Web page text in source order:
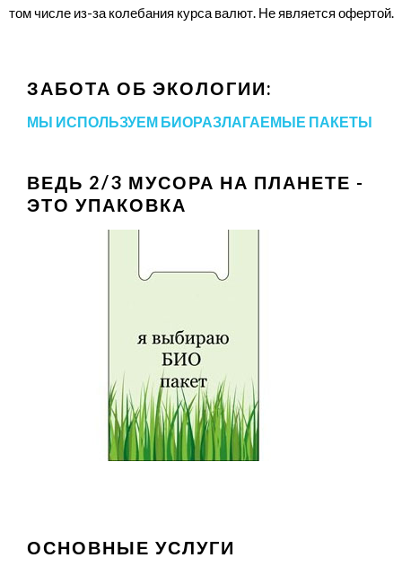
том числе из-за колебания курса валют. Не является офертой.
ЗАБОТА ОБ ЭКОЛОГИИ:
МЫ ИСПОЛЬЗУЕМ БИОРАЗЛАГАЕМЫЕ ПАКЕТЫ
ВЕДЬ 2/3 МУСОРА НА ПЛАНЕТЕ -
ЭТО УПАКОВКА
ОСНОВНЫЕ УСЛУГИ